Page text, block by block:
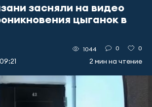
засняли на видео
цыганок в
1044 0 0
2 мин на чтение